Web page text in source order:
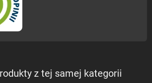
z tej samej kategorii